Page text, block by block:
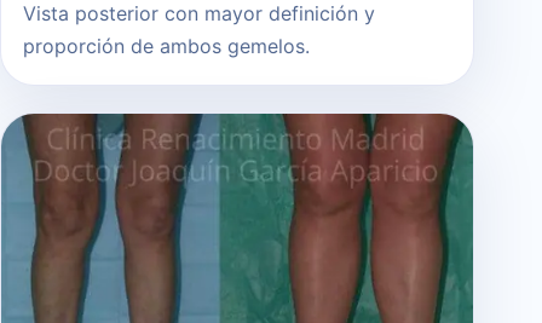
Vista posterior con mayor definición y
proporción de ambos gemelos.